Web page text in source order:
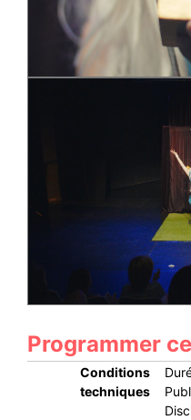
Programmer
Conditions
techniques